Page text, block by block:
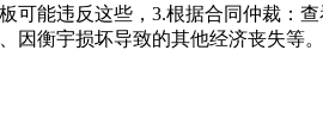
能违反这些，3.根据合同仲裁：
衡宇损坏导致的其他经济丧失等